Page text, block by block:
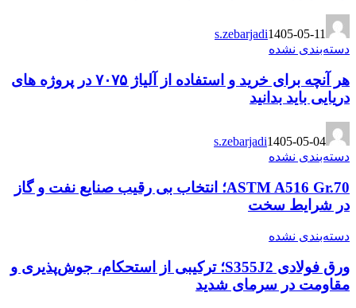
s.zebarjadi1405-05-11
دسته‌بندی نشده
هر آنچه برای خرید و استفاده از آلیاژ ۷۰۷۵ در پروژه های
دریایی باید بدانید
s.zebarjadi1405-05-04
دسته‌بندی نشده
ASTM A516 Gr.70؛ انتخاب بی رقیب صنایع نفت و گاز
در شرایط سخت
دسته‌بندی نشده
ورق فولادی S355J2؛ ترکیبی از استحکام، جوش‌پذیری و
مقاومت در سرمای شدید